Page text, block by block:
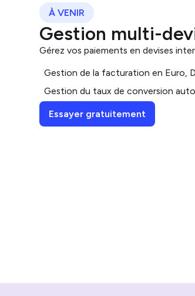
À VENIR
Gestion multi-
Gérez vos paiements en devises
Gestion de la facturation en Euro,
Gestion du taux de conversion
Essayer gratuitement